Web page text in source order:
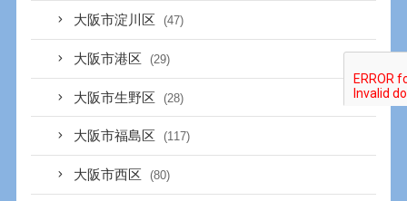
大阪市淀川区 (47)
大阪市港区 (29)
大阪市生野区 (28)
大阪市福島区 (117)
大阪市西区 (80)